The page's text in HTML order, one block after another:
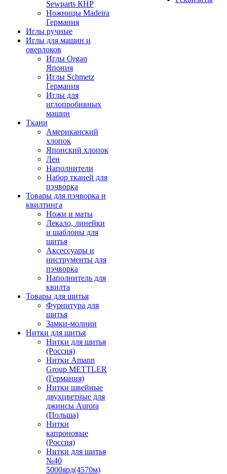
Sewparts КНР
Ножницы Madeira
Германия
Иглы ручные
Иглы для машин и
оверлоков
Иглы Organ
Япония
Иглы Schmetz
Германия
Иглы для
иглопробивных
машин
Ткани
Американский
хлопок
Японский хлопок
Лен
Наполнители
Набор тканей для
пэчворка
Товары для пэчворка и
квилтинга
Ножи и маты
Лекало, линейки
и шаблоны для
шитья
Аксессуары и
инструменты для
пэчворка
Наполнитель для
квилта
Товары для шитья
Фурнитура для
шитья
Замки-молнии
Нитки для шитья
Нитки для шитья
(Россия)
Нитки Amann
Group METTLER
(Германия)
Нитки швейные
двухцветные для
джинсы Aurora
(Польша)
Нитки
капроновые
(Россия)
Нитки для шитья
№40
5000ярд(4570м)